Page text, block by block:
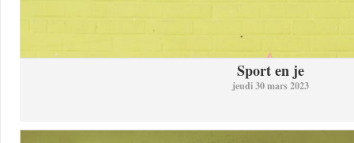
Sport en je
jeudi 30 mars 2023